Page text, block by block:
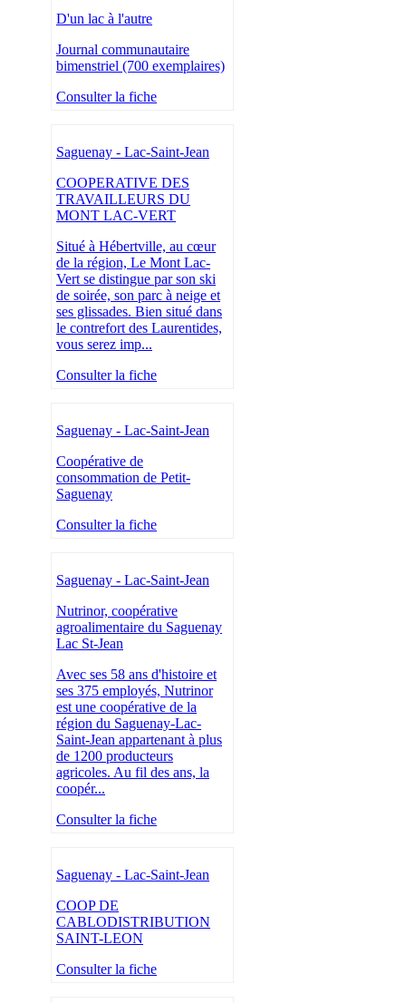
D'un lac à l'autre
Journal communautaire
bimenstriel (700 exemplaires)
Consulter la fiche
Saguenay - Lac-Saint-Jean
COOPERATIVE DES
TRAVAILLEURS DU
MONT LAC-VERT
Situé à Hébertville, au cœur
de la région, Le Mont Lac-
Vert se distingue par son ski
de soirée, son parc à neige et
ses glissades. Bien situé dans
le contrefort des Laurentides,
vous serez imp...
Consulter la fiche
Saguenay - Lac-Saint-Jean
Coopérative de
consommation de Petit-
Saguenay
Consulter la fiche
Saguenay - Lac-Saint-Jean
Nutrinor, coopérative
agroalimentaire du Saguenay
Lac St-Jean
Avec ses 58 ans d'histoire et
ses 375 employés, Nutrinor
est une coopérative de la
région du Saguenay-Lac-
Saint-Jean appartenant à plus
de 1200 producteurs
agricoles. Au fil des ans, la
coopér...
Consulter la fiche
Saguenay - Lac-Saint-Jean
COOP DE
CABLODISTRIBUTION
SAINT-LEON
Consulter la fiche